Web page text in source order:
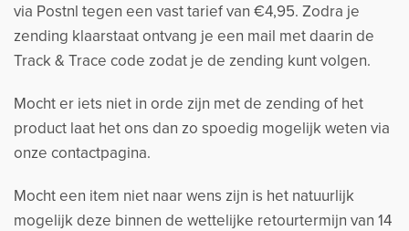
via Postnl tegen een vast tarief van €4,95. Zodra je
zending klaarstaat ontvang je een mail met daarin de
Track & Trace code zodat je de zending kunt volgen.
Mocht er iets niet in orde zijn met de zending of het
product laat het ons dan zo spoedig mogelijk weten via
onze contactpagina.
Mocht een item niet naar wens zijn is het natuurlijk
mogelijk deze binnen de wettelijke retourtermijn van 14